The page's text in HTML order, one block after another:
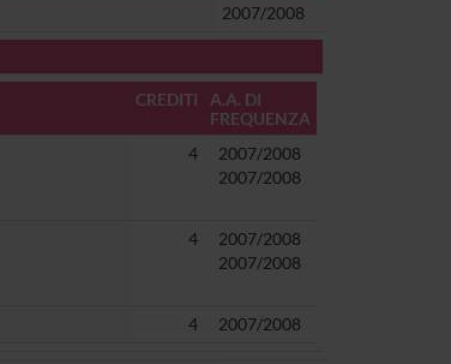
2007/2008
CREDITI
A.A. DI
FREQUENZA
4
2007/2008
2007/2008
4
2007/2008
2007/2008
4 2007/2008